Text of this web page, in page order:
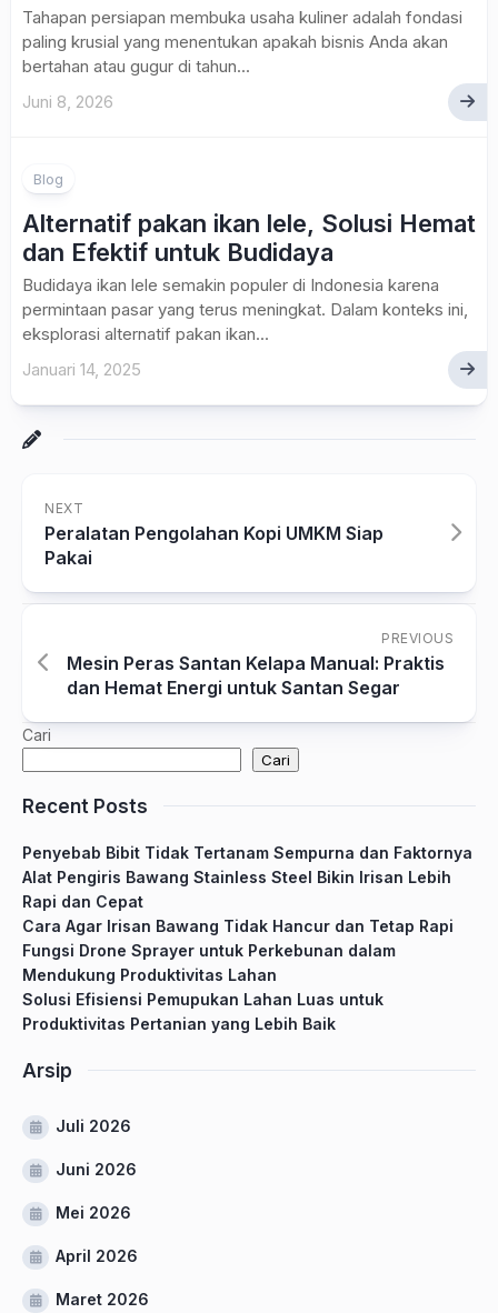
Tahapan persiapan membuka usaha kuliner adalah fondasi
paling krusial yang menentukan apakah bisnis Anda akan
bertahan atau gugur di tahun...
Juni 8, 2026
Blog
Alternatif pakan ikan lele, Solusi Hemat
dan Efektif untuk Budidaya
Budidaya ikan lele semakin populer di Indonesia karena
permintaan pasar yang terus meningkat. Dalam konteks ini,
eksplorasi alternatif pakan ikan...
Januari 14, 2025
NEXT
Peralatan Pengolahan Kopi UMKM Siap
Pakai
PREVIOUS
Mesin Peras Santan Kelapa Manual: Praktis
dan Hemat Energi untuk Santan Segar
Cari
Cari
Recent Posts
Penyebab Bibit Tidak Tertanam Sempurna dan Faktornya
Alat Pengiris Bawang Stainless Steel Bikin Irisan Lebih
Rapi dan Cepat
Cara Agar Irisan Bawang Tidak Hancur dan Tetap Rapi
Fungsi Drone Sprayer untuk Perkebunan dalam
Mendukung Produktivitas Lahan
Solusi Efisiensi Pemupukan Lahan Luas untuk
Produktivitas Pertanian yang Lebih Baik
Arsip
Juli 2026
Juni 2026
Mei 2026
April 2026
Maret 2026